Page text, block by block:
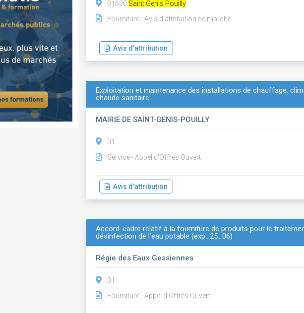
01630 Saint Genis Pouilly
Fourniture - Avis d'attribution de marché
Avis d'attribution
Exploitation et maintenance des installations de chauffage,
chaude sanitaire
MAIRIE DE SAINT-GENIS-POUILLY
01
Service - Appel d'Offres Ouvert
Avis d'attribution
Accord-cadre relatif à la fourniture de produits pour le
désinfection de l'eau potable (exp_25_06)
Régie des Eaux Gessiennes
01
Fourniture - Appel d'Offres Ouvert